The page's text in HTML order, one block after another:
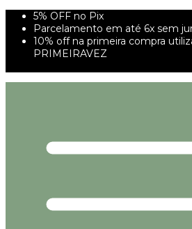
5% OFF no Pix
Parcelamento em até 6x sem
10% off na primeira compra
PRIMEIRAVEZ